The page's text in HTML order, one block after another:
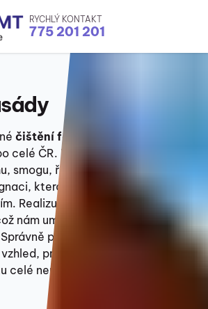
RYCHLÝ KONTAKT
775 201 201
čištění fasády
celé ČR. Mytí fasády
smogu, řas, mechu i plísní a
která chrání povrch před
Realizujeme výškové práce bez
nám umožňuje vyčistit i těžko
provedené mytí fasády
prodlužuje životnost omítky
celé nemovitosti.